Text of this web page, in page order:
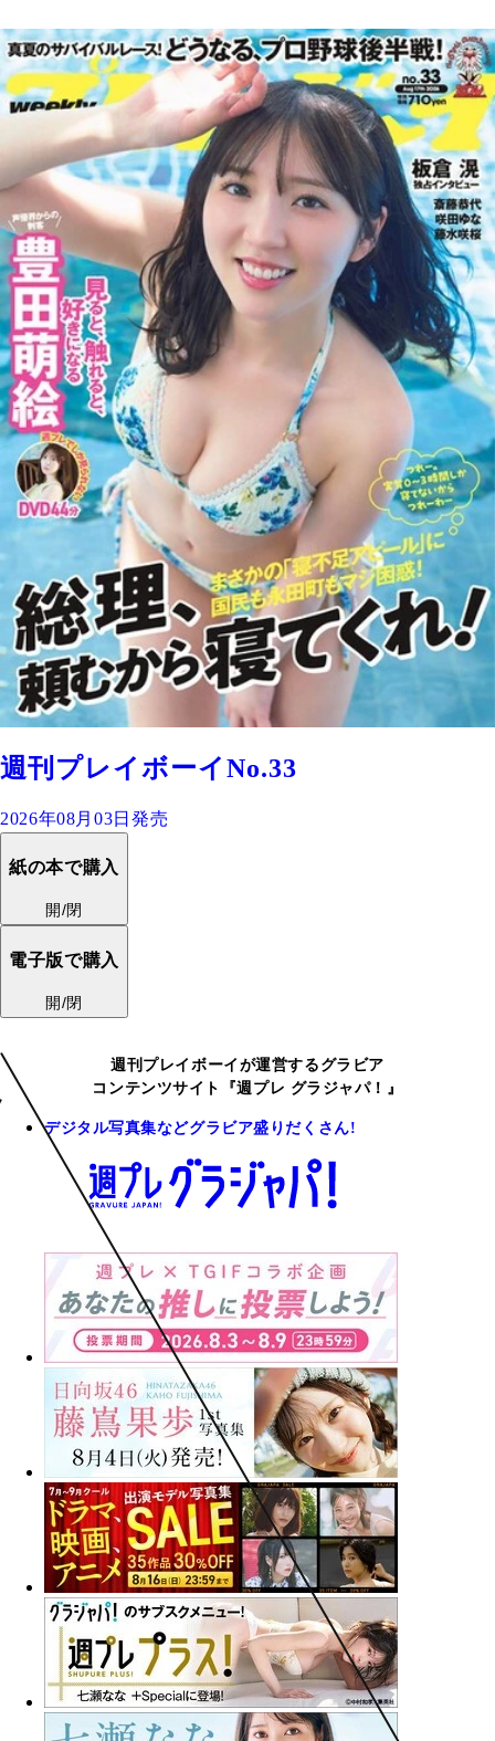
週刊プレイボーイNo.33
2026年08月03日発売
紙の本で購入
開/閉
電子版で購入
開/閉
週刊プレイボーイが運営するグラビア
コンテンツサイト『週プレ グラジャパ！』
デジタル写真集などグラビア盛りだくさん!